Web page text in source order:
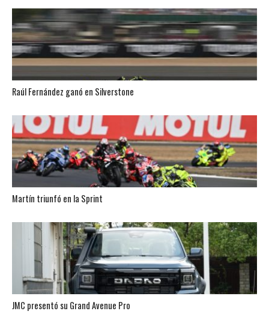
Raúl Fernández ganó en Silverstone
Martín triunfó en la Sprint
JMC presentó su Grand Avenue Pro